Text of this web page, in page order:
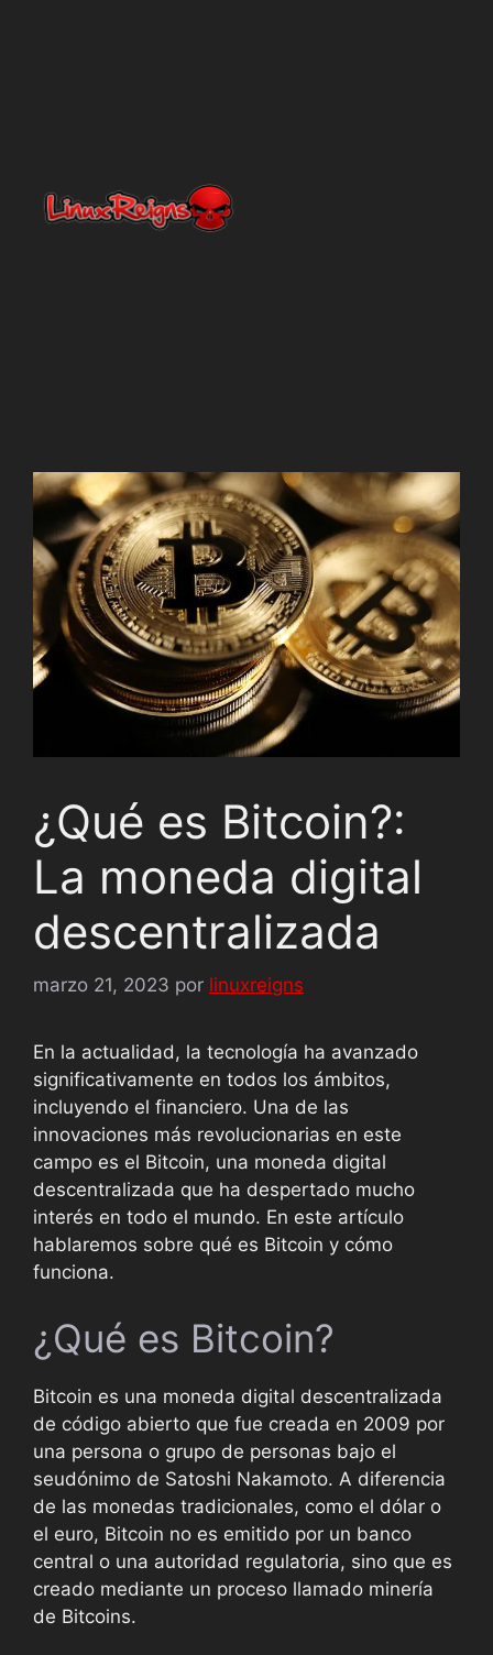
¿Qué es Bitcoin?:
La moneda digital
descentralizada
marzo 21, 2023 por linuxreigns
En la actualidad, la tecnología ha avanzado
significativamente en todos los ámbitos,
incluyendo el financiero. Una de las
innovaciones más revolucionarias en este
campo es el Bitcoin, una moneda digital
descentralizada que ha despertado mucho
interés en todo el mundo. En este artículo
hablaremos sobre qué es Bitcoin y cómo
funciona.
¿Qué es Bitcoin?
Bitcoin es una moneda digital descentralizada
de código abierto que fue creada en 2009 por
una persona o grupo de personas bajo el
seudónimo de Satoshi Nakamoto. A diferencia
de las monedas tradicionales, como el dólar o
el euro, Bitcoin no es emitido por un banco
central o una autoridad regulatoria, sino que es
creado mediante un proceso llamado minería
de Bitcoins.
Netty
En línea